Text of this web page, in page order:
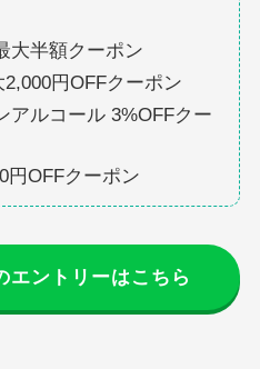
大半額クーポン
円OFFクーポン
アルコール 3%OFFクー
円OFFクーポン
エントリーはこちら